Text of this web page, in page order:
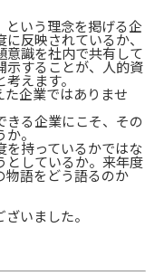
という理念を掲げる企
反映されているか、
意識を社内で共有して
することが、人的資
えます。
企業ではありませ
きる企業にこそ、その
。
を持っているかではな
としているか。来年度
物語をどう語るのか
いました。